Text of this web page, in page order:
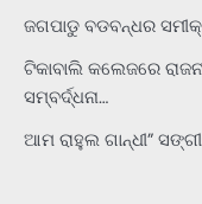
ଜଗପାଡୁ ବଡବନ୍ଧର
ଟିକାବାଲି କଲେଜରେ
ସମ୍ବର୍ଦ୍ଧନା…
ଆମ ରାହୁଲ ଗାନ୍ଧୀ”